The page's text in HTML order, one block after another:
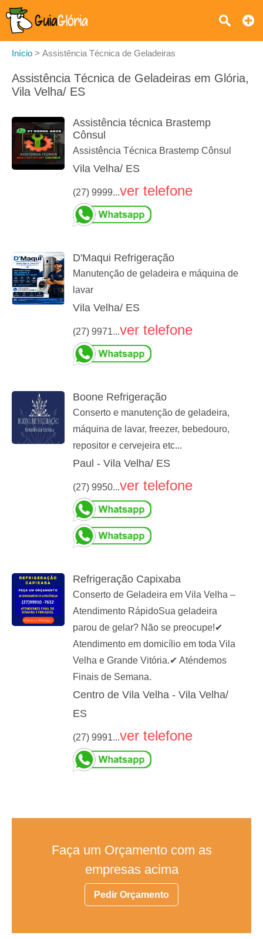
Início > Assistência Técnica de Geladeiras
Assistência Técnica de Geladeiras em Glória,
Vila Velha/ ES
Assistência técnica Brastemp
Cônsul
Assistência Técnica Brastemp Cônsul
Vila Velha/ ES
(27) 9999...ver telefone
D'Maqui Refrigeração
Manutenção de geladeira e máquina de
lavar
Vila Velha/ ES
(27) 9971...ver telefone
Boone Refrigeração
Conserto e manutenção de geladeira,
máquina de lavar, freezer, bebedouro,
repositor e cervejeira etc...
Paul - Vila Velha/ ES
(27) 9950...ver telefone
Refrigeração Capixaba
Conserto de Geladeira em Vila Velha –
Atendimento RápidoSua geladeira
parou de gelar? Não se preocupe!✔
Atendimento em domicílio em toda Vila
Velha e Grande Vitória.✔ Aténdemos
Finais de Semana.
Centro de Vila Velha - Vila Velha/
ES
(27) 9991...ver telefone
Faça um Orçamento com as
empresas acima
Pedir Orçamento